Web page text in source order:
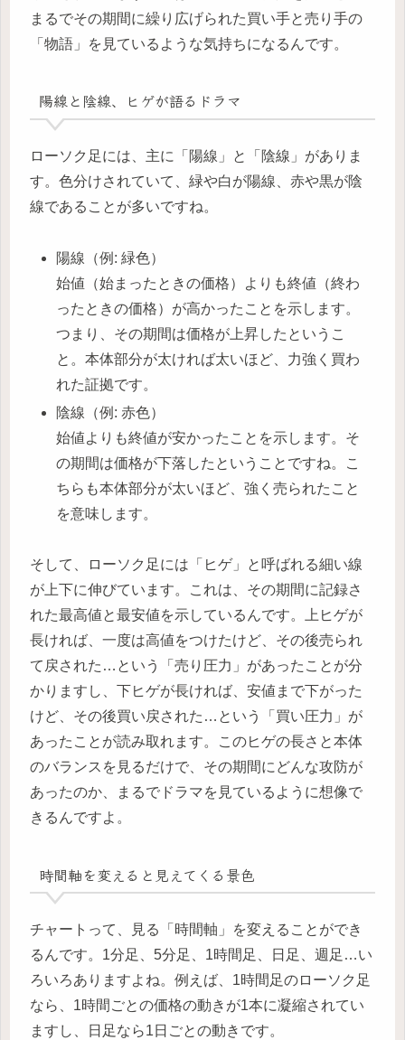
まるでその期間に繰り広げられた買い手と売り手の
「物語」を見ているような気持ちになるんです。
陽線と陰線、ヒゲが語るドラマ
ローソク足には、主に「陽線」と「陰線」がありま
す。色分けされていて、緑や白が陽線、赤や黒が陰
線であることが多いですね。
陽線（例: 緑色）
始値（始まったときの価格）よりも終値（終わ
ったときの価格）が高かったことを示します。
つまり、その期間は価格が上昇したというこ
と。本体部分が太ければ太いほど、力強く買わ
れた証拠です。
陰線（例: 赤色）
始値よりも終値が安かったことを示します。そ
の期間は価格が下落したということですね。こ
ちらも本体部分が太いほど、強く売られたこと
を意味します。
そして、ローソク足には「ヒゲ」と呼ばれる細い線
が上下に伸びています。これは、その期間に記録さ
れた最高値と最安値を示しているんです。上ヒゲが
長ければ、一度は高値をつけたけど、その後売られ
て戻された…という「売り圧力」があったことが分
かりますし、下ヒゲが長ければ、安値まで下がった
けど、その後買い戻された…という「買い圧力」が
あったことが読み取れます。このヒゲの長さと本体
のバランスを見るだけで、その期間にどんな攻防が
あったのか、まるでドラマを見ているように想像で
きるんですよ。
時間軸を変えると見えてくる景色
チャートって、見る「時間軸」を変えることができ
るんです。1分足、5分足、1時間足、日足、週足…い
ろいろありますよね。例えば、1時間足のローソク足
なら、1時間ごとの価格の動きが1本に凝縮されてい
ますし、日足なら1日ごとの動きです。